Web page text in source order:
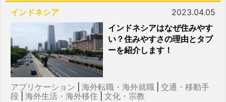
インドネシア
2023.04.05
インドネシアはなぜ住みやす
い？住みやすさの理由とタブ
ーを紹介します！
アプリケーション 海外転職・海外就職
交通・移動手
段
海外生活・海外移住 文化・宗教